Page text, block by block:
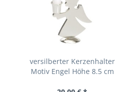
versilberter Kerzenhalter
Motiv Engel Höhe 8.5 cm